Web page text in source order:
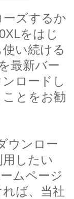
ズするか
をはじ
い続ける
最新バー
ロードし
とをお勧
ウンロー
したい
ムページ
ば、当社